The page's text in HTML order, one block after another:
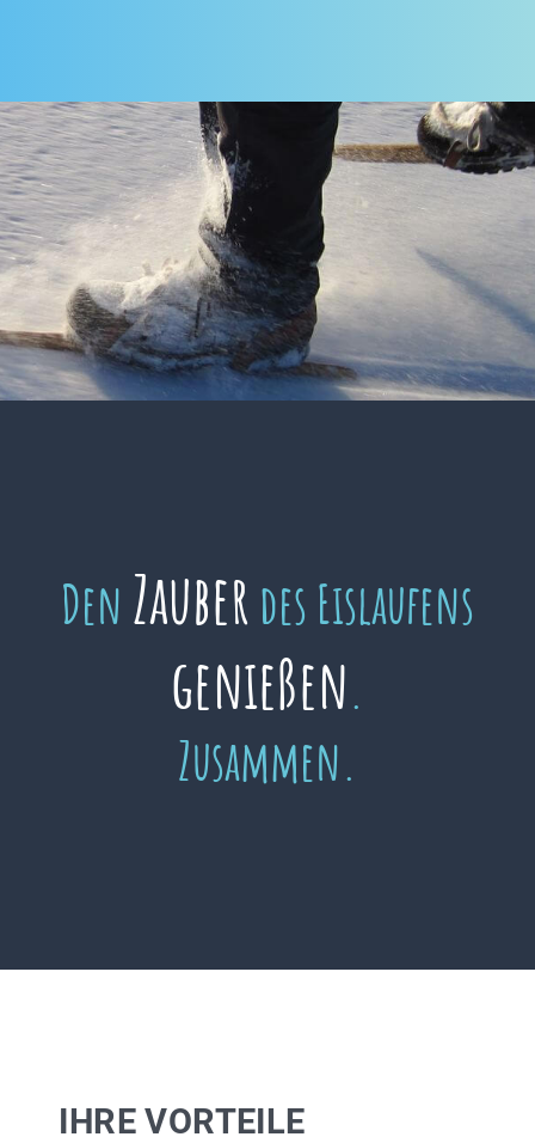
Den Zauber des Eislaufens
genießen.
Zusammen.
IHRE VORTEILE